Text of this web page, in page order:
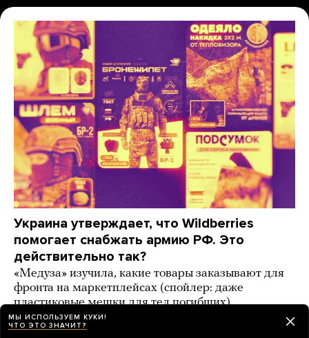
Украина утверждает, что Wildberries
помогает снабжать армию РФ. Это
действительно так?
«Медуза» изучила, какие товары заказывают для
фронта на маркетплейсах (спойлер: даже
пластиковые мешки для тел погибших)
ИСТОРИИ 6 дней назад
МЫ ИСПОЛЬЗУЕМ КУКИ!
ЧТО ЭТО ЗНАЧИТ?